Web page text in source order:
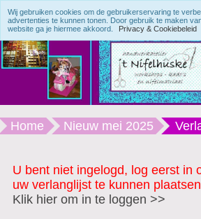
Home Nieuw mei 2025
U bent niet ingelogd, log eerst in
uw verlanglijst te kunnen
Klik hier om in te loggen >>
Wij gebruiken cookies om de gebruikerservaring te
advertenties te kunnen tonen. Door gebruik te maken
website ga je hiermee akkoord.
Privacy & Cookiebeleid